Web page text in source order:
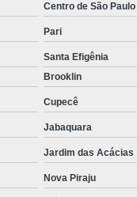
Centro de São Paulo
Pari
Santa Efigênia
Brooklin
Cupecê
Jabaquara
Jardim das Acácias
Nova Piraju